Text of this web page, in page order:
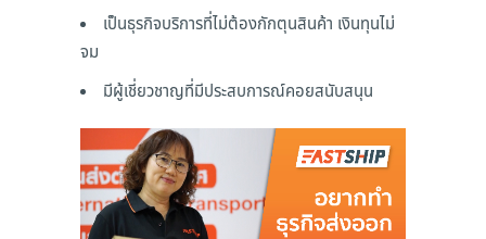
เป็นธุรกิจบริการที่ไม่ต้องกักตุนสินค้า เงินทุนไม่
จม
มีผู้เชี่ยวชาญที่มีประสบการณ์คอยสนับสนุน